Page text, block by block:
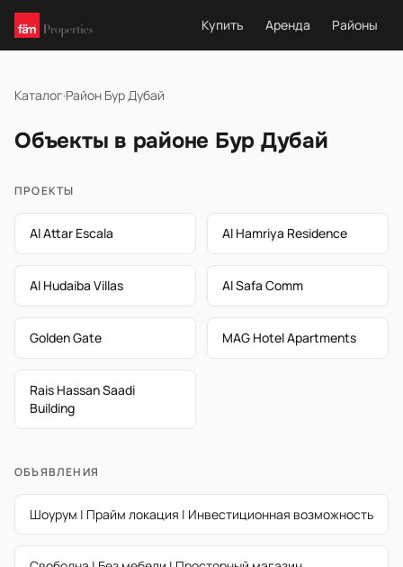
Купить Аренда Районы
Каталог·Район Бур Дубай
Объекты в районе Бур Дубай
ПРОЕКТЫ
Al Attar Escala Al Hamriya Residence
Al Hudaiba Villas Al Safa Comm
Golden Gate MAG Hotel Apartments
Rais Hassan Saadi
Building
ОБЪЯВЛЕНИЯ
Шоурум | Прайм локация | Инвестиционная возможность